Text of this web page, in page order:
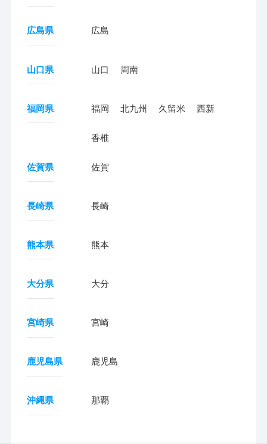
広島県 広島
山口県 山口 周南
福岡県 福岡 北九州 久留米 西新
香椎
佐賀県 佐賀
長崎県 長崎
熊本県 熊本
大分県 大分
宮崎県 宮崎
鹿児島県 鹿児島
沖縄県 那覇